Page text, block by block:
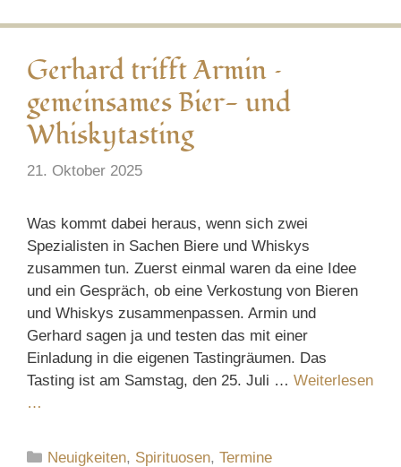
Gerhard trifft Armin –
gemeinsames Bier- und
Whiskytasting
21. Oktober 2025
Was kommt dabei heraus, wenn sich zwei
Spezialisten in Sachen Biere und Whiskys
zusammen tun. Zuerst einmal waren da eine Idee
und ein Gespräch, ob eine Verkostung von Bieren
und Whiskys zusammenpassen. Armin und
Gerhard sagen ja und testen das mit einer
Einladung in die eigenen Tastingräumen. Das
Tasting ist am Samstag, den 25. Juli … Weiterlesen
…
Kategorien
Neuigkeiten, Spirituosen,Termine